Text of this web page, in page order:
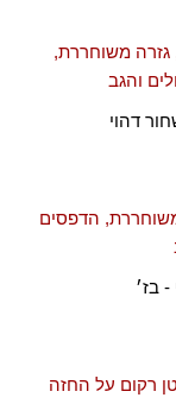
דהוי
בז׳